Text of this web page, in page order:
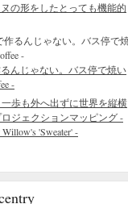
の形をしたとっても機能的
んじゃない。バス停で焼い
-
歩も外へ出ずに世界を縦横
ジェクションマッピング -
'Sweater' -